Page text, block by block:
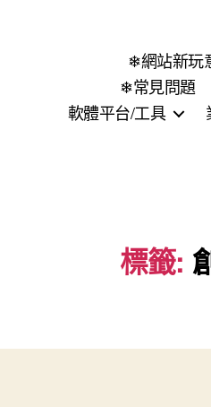
❄網站新玩
❄常見問題
軟體平台/工具
標籤: